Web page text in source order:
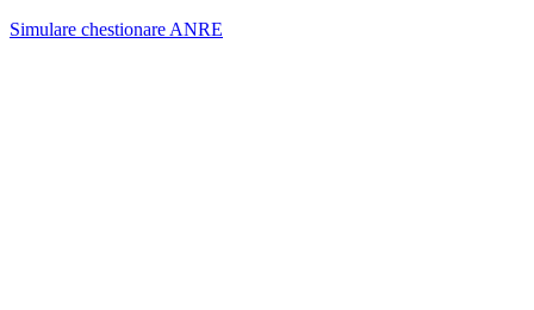
Simulare chestionare ANRE